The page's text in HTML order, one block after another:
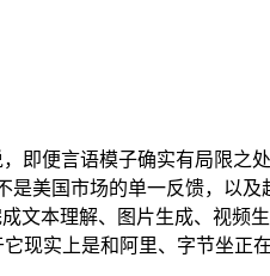
便言语模子确实有局限之处
美国市场的单一反馈，以
文本理解、图片生成、视频
现实上是和阿里、字节坐正